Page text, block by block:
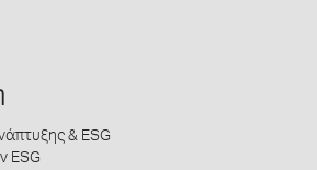
& ESG
ESG